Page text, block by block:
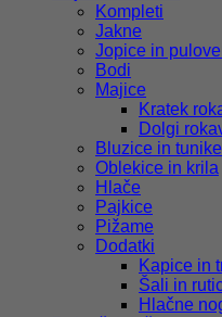
Kompleti
Jakne
Jopice in
Bodi
Majice
Kratek
Dolgi
Bluzice in tunike
Oblekice in krila
Hlače
Pajkice
Pižame
Dodatki
Kapice in
Šali in
Hlačne